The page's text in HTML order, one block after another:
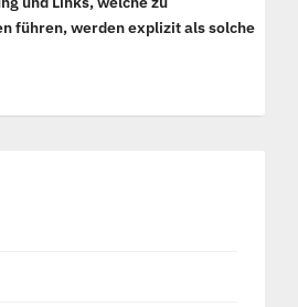
führen, werden explizit als solche